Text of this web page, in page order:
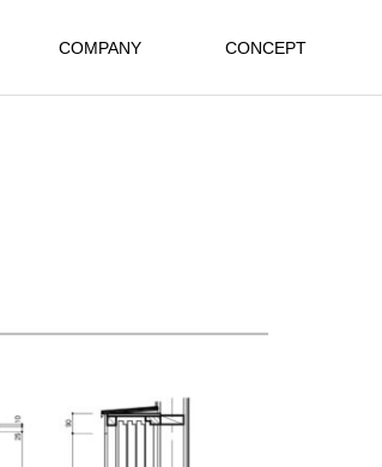
COMPANY CONCEPT